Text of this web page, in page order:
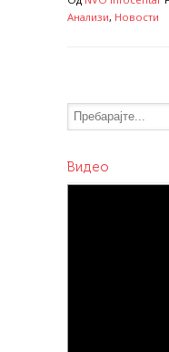
Анализи, Новости
Видеo